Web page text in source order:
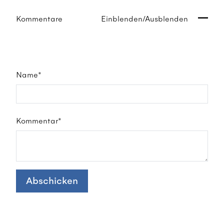
Kommentare Einblenden/Ausblenden
Name*
Kommentar*
Abschicken